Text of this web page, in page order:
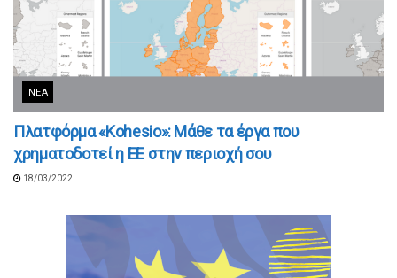
ΝΈΑ
Πλατφόρμα «Kohesio»: Μάθε τα έργα που
χρηματοδοτεί η ΕΕ στην περιοχή σου
18/03/2022